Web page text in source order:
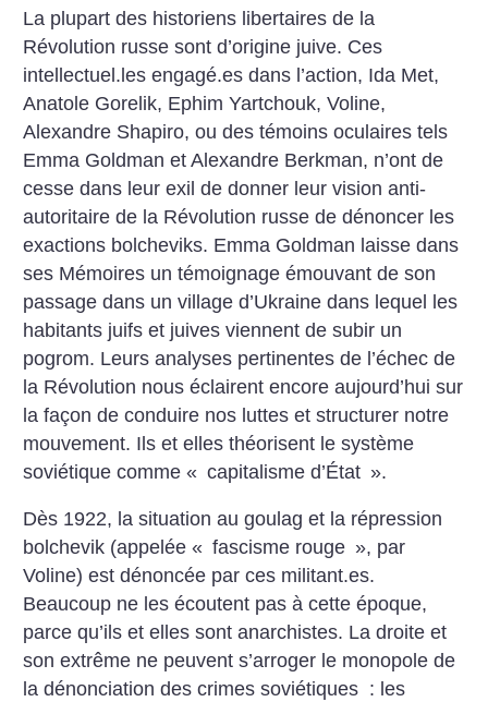
La plupart des historiens libertaires de la
Révolution russe sont d’origine juive. Ces
intellectuel.les engagé.es dans l’action, Ida Met,
Anatole Gorelik, Ephim Yartchouk, Voline,
Alexandre Shapiro, ou des témoins oculaires tels
Emma Goldman et Alexandre Berkman, n’ont de
cesse dans leur exil de donner leur vision anti-
autoritaire de la Révolution russe de dénoncer les
exactions bolcheviks. Emma Goldman laisse dans
ses Mémoires un témoignage émouvant de son
passage dans un village d’Ukraine dans lequel les
habitants juifs et juives viennent de subir un
pogrom. Leurs analyses pertinentes de l’échec de
la Révolution nous éclairent encore aujourd’hui sur
la façon de conduire nos luttes et structurer notre
mouvement. Ils et elles théorisent le système
soviétique comme « capitalisme d’État ».
Dès 1922, la situation au goulag et la répression
bolchevik (appelée « fascisme rouge », par
Voline) est dénoncée par ces militant.es.
Beaucoup ne les écoutent pas à cette époque,
parce qu’ils et elles sont anarchistes. La droite et
son extrême ne peuvent s’arroger le monopole de
la dénonciation des crimes soviétiques : les